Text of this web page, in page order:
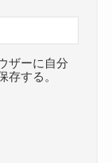
ザーに自分
存する。